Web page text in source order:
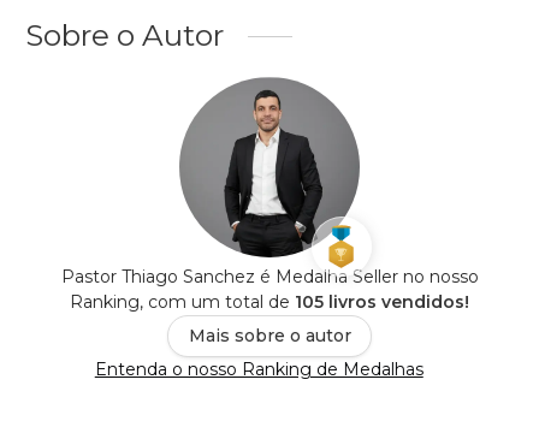
Sobre o Autor
Pastor Thiago Sanchez é Medalha Seller no nosso
Ranking, com um total de 105 livros vendidos!
Mais sobre o autor
Entenda o nosso Ranking de Medalhas